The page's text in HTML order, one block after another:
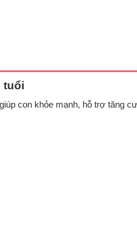
tuổi
con khỏe mạnh, hỗ trợ tăng